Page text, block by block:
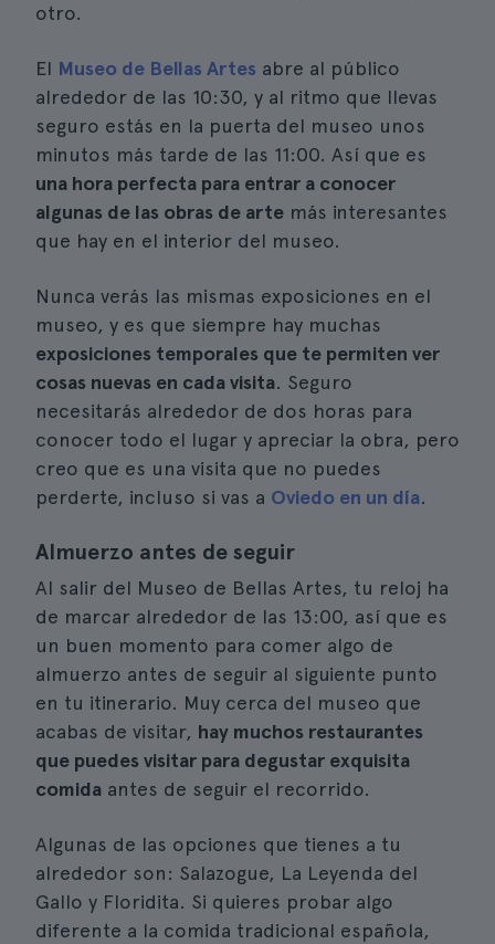
otro.
El Museo de Bellas Artes abre al público
alrededor de las 10:30, y al ritmo que llevas
seguro estás en la puerta del museo unos
minutos más tarde de las 11:00. Así que es
una hora perfecta para entrar a conocer
algunas de las obras de arte más interesantes
que hay en el interior del museo.
Nunca verás las mismas exposiciones en el
museo, y es que siempre hay muchas
exposiciones temporales que te permiten ver
cosas nuevas en cada visita. Seguro
necesitarás alrededor de dos horas para
conocer todo el lugar y apreciar la obra, pero
creo que es una visita que no puedes
perderte, incluso si vas a Oviedo en un día.
Almuerzo antes de seguir
Al salir del Museo de Bellas Artes, tu reloj ha
de marcar alrededor de las 13:00, así que es
un buen momento para comer algo de
almuerzo antes de seguir al siguiente punto
en tu itinerario. Muy cerca del museo que
acabas de visitar, hay muchos restaurantes
que puedes visitar para degustar exquisita
comida antes de seguir el recorrido.
Algunas de las opciones que tienes a tu
alrededor son: Salazogue, La Leyenda del
Gallo y Floridita. Si quieres probar algo
diferente a la comida tradicional española,